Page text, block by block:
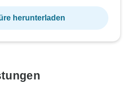
herunterladen